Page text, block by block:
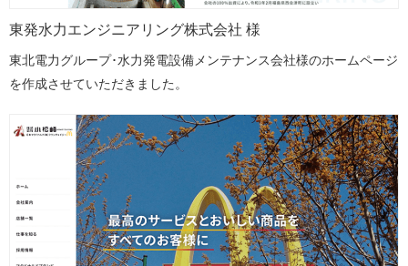
東発水力エンジニアリング株式会社 様
東北電力グループ･水力発電設備メンテナンス会社様のホームページ
を作成させていただきました。